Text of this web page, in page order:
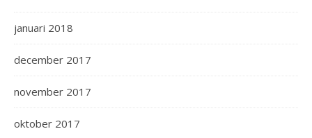
januari 2018
december 2017
november 2017
oktober 2017